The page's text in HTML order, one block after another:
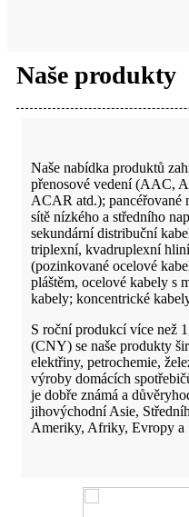
Naše produkty
Naše nabídka produktů
přenosové vedení (AAC,
ACAR atd.); pancéřované
sítě nízkého a středního
sekundární distribuční
triplexní, kvadruplexní
(pozinkované ocelové
pláštěm, ocelové kabely s
kabely; koncentrické
S roční produkcí více než
(CNY) se naše produkty
elektřiny, petrochemie,
výroby domácích
je dobře známá a
jihovýchodní Asie,
Ameriky, Afriky, Evropy a